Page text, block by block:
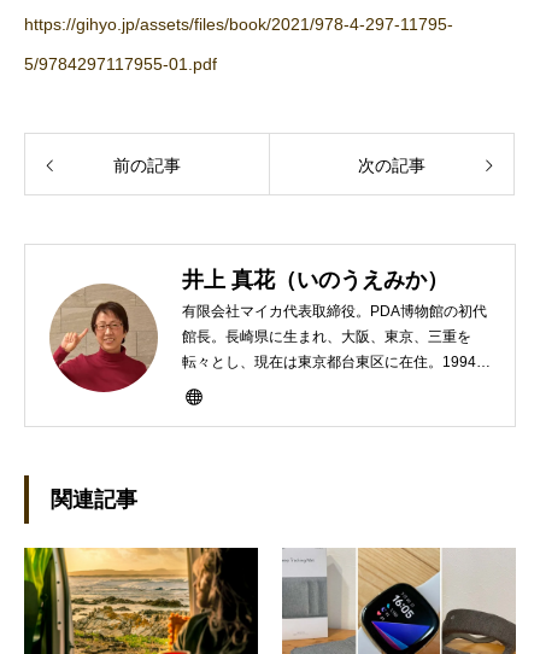
https://gihyo.jp/assets/files/book/2021/978-4-297-11795-
5/9784297117955-01.pdf
前の記事 次の記事
井上 真花（いのうえみか）
有限会社マイカ代表取締役。PDA博物館の初代
館長。長崎県に生まれ、大阪、東京、三重を
転々とし、現在は東京都台東区に在住。1994年
にHP100LXと出会ったのをきかっけに、フリ
制作。プライベートでは、井上円了哲学塾の第
一期修了生として「哲学カフェ＠神保町」の世
話人、2020年以降は「なごテツ」のオンライン
カフェの世話人を務める。趣味は考えること。
関連記事